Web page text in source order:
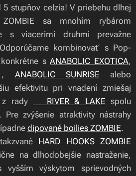
stupňov celzia! V priebehu dlhej
ZOMBIE sa mnohím rybárom
s viacerími druhmi prevažne
kombinovať s Pop-
konkrétne sANABOLIC EXOTICA,
ANABOLIC SUNRISE alebo
efektivitu pri vnadení zmiešaj
z rady
🍃RIVER & LAKE spolu
. Pre zvýšenie atraktivity nástrahy
dipované boilies ZOMBIE.
HARD HOOKS ZOMBIE
na dlhodobejšie nastraženie,
výskytom sprievodných